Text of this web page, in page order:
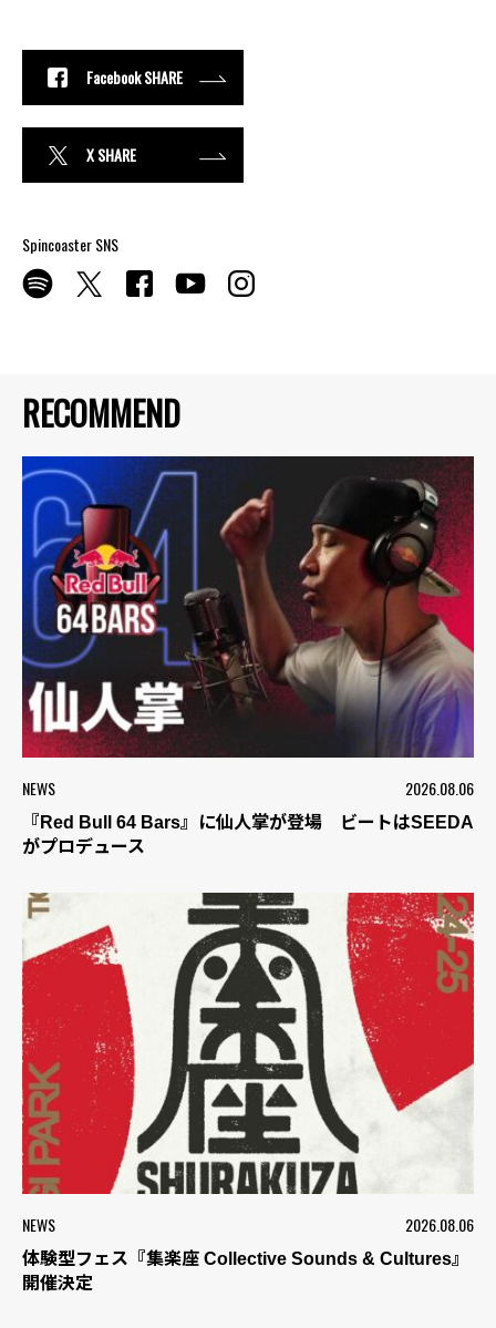
RECOMMEND
NEWS 2026.08.06
『Red Bull 64 Bars』に仙人掌が登場 ビートはSEEDA
がプロデュース
NEWS 2026.08.06
体験型フェス『集楽座 Collective Sounds & Cultures』
開催決定
Facebook SHARE
X SHARE
Spincoaster SNS